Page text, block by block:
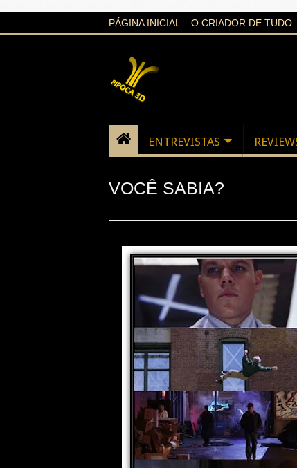
PÁGINA INICIAL O CRIADOR DE TUDO
ENTREVISTAS
VOCÊ SABIA?